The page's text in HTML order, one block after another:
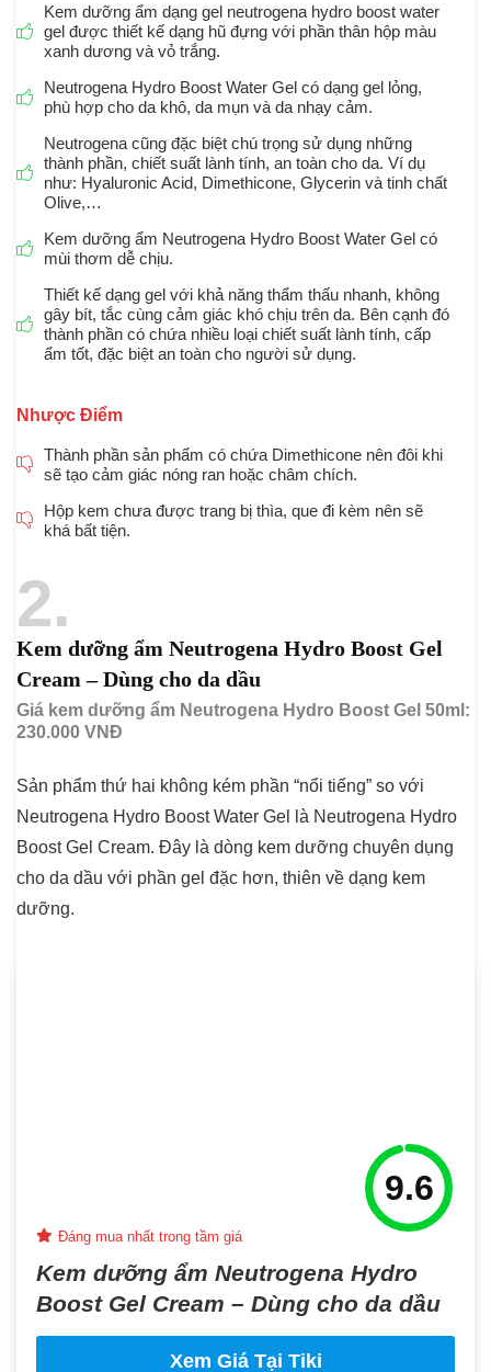
Kem dưỡng ẩm dạng gel neutrogena hydro boost water
gel được thiết kế dạng hũ đựng với phần thân hộp màu
xanh dương và vỏ trắng.
Neutrogena Hydro Boost Water Gel có dạng gel lỏng,
phù hợp cho da khô, da mụn và da nhạy cảm.
Neutrogena cũng đặc biệt chú trọng sử dụng những
thành phần, chiết suất lành tính, an toàn cho da. Ví dụ
như: Hyaluronic Acid, Dimethicone, Glycerin và tinh chất
Olive,…
Kem dưỡng ẩm Neutrogena Hydro Boost Water Gel có
mùi thơm dễ chịu.
Thiết kế dạng gel với khả năng thẩm thấu nhanh, không
gây bít, tắc cùng cảm giác khó chịu trên da. Bên cạnh đó
thành phần có chứa nhiều loại chiết suất lành tính, cấp
ẩm tốt, đặc biệt an toàn cho người sử dụng.
Nhược Điểm
Thành phần sản phẩm có chứa Dimethicone nên đôi khi
sẽ tạo cảm giác nóng ran hoặc châm chích.
Hộp kem chưa được trang bị thìa, que đi kèm nên sẽ
khá bất tiện.
2
Kem dưỡng ẩm Neutrogena Hydro Boost Gel
Cream – Dùng cho da dầu
Giá kem dưỡng ẩm Neutrogena Hydro Boost Gel 50ml:
230.000 VNĐ
Sản phẩm thứ hai không kém phần “nổi tiếng” so với
Neutrogena Hydro Boost Water Gel là Neutrogena Hydro
Boost Gel Cream. Đây là dòng kem dưỡng chuyên dụng
cho da dầu với phần gel đặc hơn, thiên về dạng kem
dưỡng.
9.6
Đáng mua nhất trong tầm giá
Kem dưỡng ẩm Neutrogena Hydro
Boost Gel Cream – Dùng cho da dầu
Xem Giá Tại Tiki